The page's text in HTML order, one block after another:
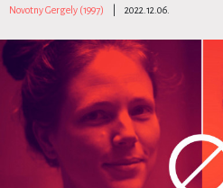
Novotny Gergely (1997) 2022.12.06.